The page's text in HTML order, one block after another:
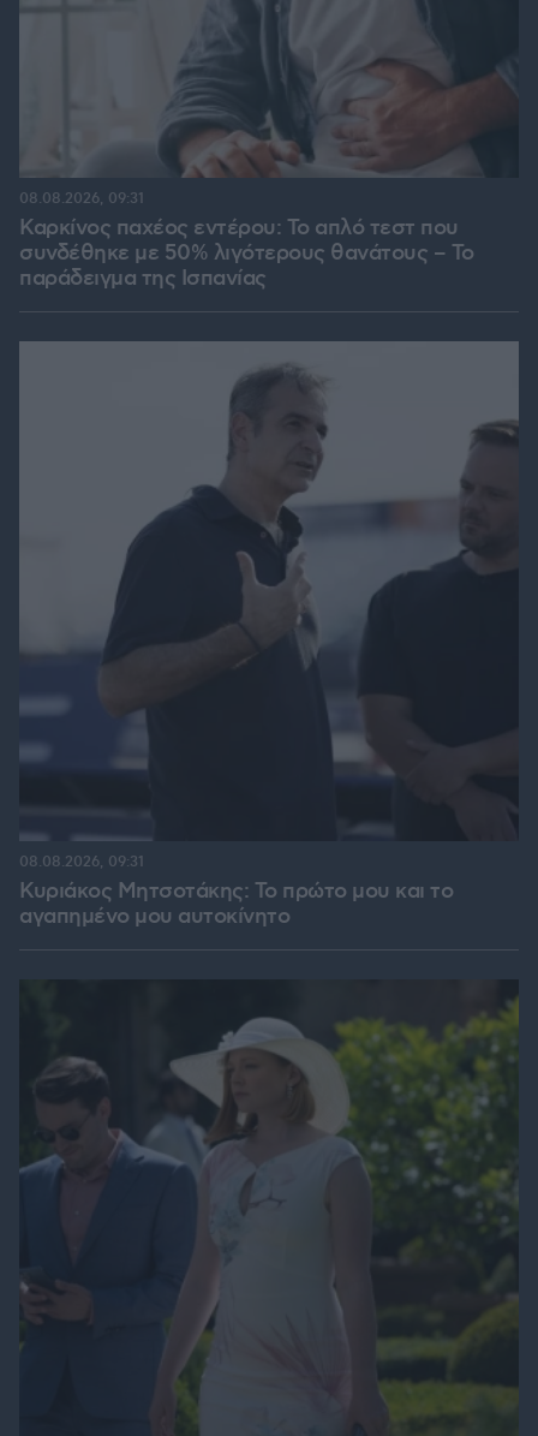
Καρκίνος παχέος εντέρου: Το απλό τεστ που
συνδέθηκε με 50% λιγότερους θανάτους – Το
παράδειγμα της Ισπανίας
08.08.2026, 09:31
Κυριάκος Μητσοτάκης: Το πρώτο μου και το
αγαπημένο μου αυτοκίνητο
08.08.2026, 09:31